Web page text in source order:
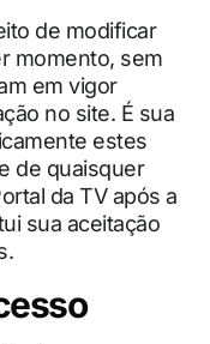
de modificar
momento, sem
em vigor
no site. É sua
estes
de quaisquer
da TV após a
sua aceitação